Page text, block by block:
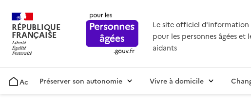
RÉPUBLIQUE
FRANÇAISE
Le site officiel d'information
pour les personnes âgées et
aidants
AccueilPréserver son autonomie Vivre à domicile